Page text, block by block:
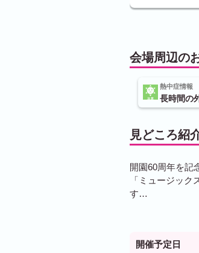
会場周辺の
熱中症情報
長時間の
見どころ紹
開園60周年を記
「ミュージッ
す…
開催予定日